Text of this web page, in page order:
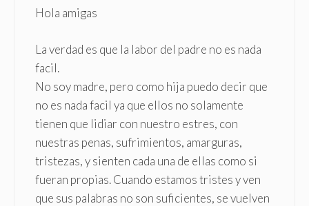
Hola amigas
La verdad es que la labor del padre no es nada
facil.
No soy madre, pero como hija puedo decir que
no es nada facil ya que ellos no solamente
tienen que lidiar con nuestro estres, con
nuestras penas, sufrimientos, amarguras,
tristezas, y sienten cada una de ellas como si
fueran propias. Cuando estamos tristes y ven
que sus palabras no son suficientes, se vuelven